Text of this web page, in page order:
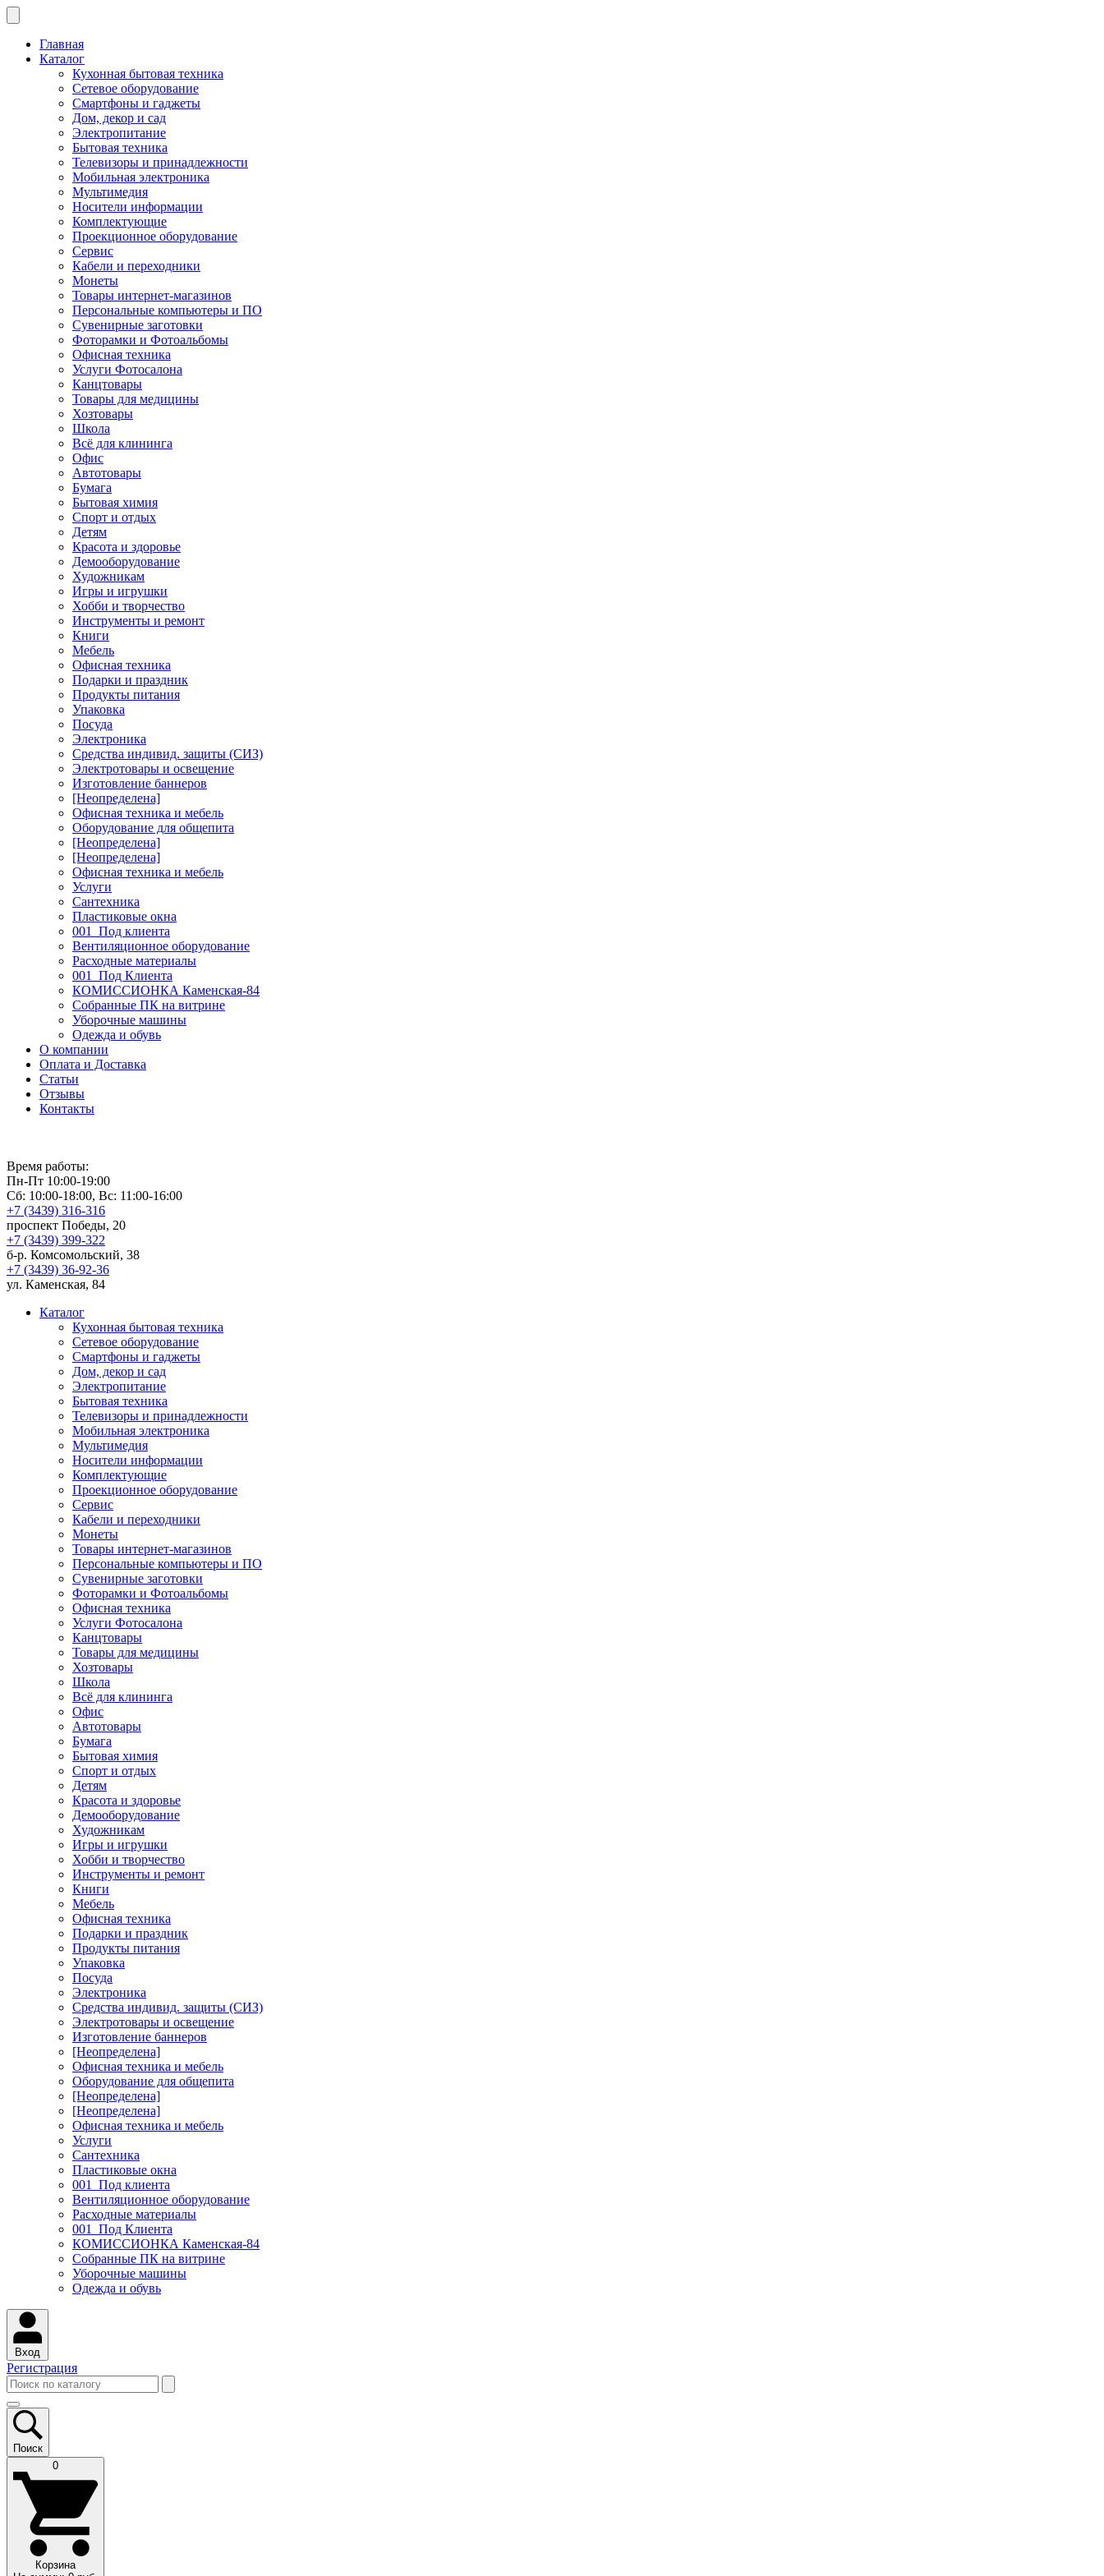
Главная
Каталог
Кухонная бытовая техника
Сетевое оборудование
Смартфоны и гаджеты
Дом, декор и сад
Электропитание
Бытовая техника
Телевизоры и принадлежности
Мобильная электроника
Мультимедия
Носители информации
Комплектующие
Проекционное оборудование
Сервис
Кабели и переходники
Монеты
Товары интернет-магазинов
Персональные компьютеры и ПО
Сувенирные заготовки
Фоторамки и Фотоальбомы
Офисная техника
Услуги Фотосалона
Канцтовары
Товары для медицины
Хозтовары
Школа
Всё для клининга
Офис
Автотовары
Бумага
Бытовая химия
Спорт и отдых
Детям
Красота и здоровье
Демооборудование
Художникам
Игры и игрушки
Хобби и творчество
Инструменты и ремонт
Книги
Мебель
Офисная техника
Подарки и праздник
Продукты питания
Упаковка
Посуда
Электроника
Средства индивид. защиты (СИЗ)
Электротовары и освещение
Изготовление баннеров
[Неопределена]
Офисная техника и мебель
Оборудование для общепита
[Неопределена]
[Неопределена]
Офисная техника и мебель
Услуги
Сантехника
Пластиковые окна
001_Под клиента
Вентиляционное оборудование
Расходные материалы
001_Под Клиента
КОМИССИОНКА Каменская-84
Собранные ПК на витрине
Уборочные машины
Одежда и обувь
О компании
Оплата и Доставка
Статьи
Отзывы
Контакты
Время работы:
Пн-Пт 10:00-19:00
Сб: 10:00-18:00, Вс: 11:00-16:00
+7 (3439) 316-316
проспект Победы, 20
+7 (3439) 399-322
б-р. Комсомольский, 38
+7 (3439) 36-92-36
ул. Каменская, 84
Каталог
Кухонная бытовая техника
Сетевое оборудование
Смартфоны и гаджеты
Дом, декор и сад
Электропитание
Бытовая техника
Телевизоры и принадлежности
Мобильная электроника
Мультимедия
Носители информации
Комплектующие
Проекционное оборудование
Сервис
Кабели и переходники
Монеты
Товары интернет-магазинов
Персональные компьютеры и ПО
Сувенирные заготовки
Фоторамки и Фотоальбомы
Офисная техника
Услуги Фотосалона
Канцтовары
Товары для медицины
Хозтовары
Школа
Всё для клининга
Офис
Автотовары
Бумага
Бытовая химия
Спорт и отдых
Детям
Красота и здоровье
Демооборудование
Художникам
Игры и игрушки
Хобби и творчество
Инструменты и ремонт
Книги
Мебель
Офисная техника
Подарки и праздник
Продукты питания
Упаковка
Посуда
Электроника
Средства индивид. защиты (СИЗ)
Электротовары и освещение
Изготовление баннеров
[Неопределена]
Офисная техника и мебель
Оборудование для общепита
[Неопределена]
[Неопределена]
Офисная техника и мебель
Услуги
Сантехника
Пластиковые окна
001_Под клиента
Вентиляционное оборудование
Расходные материалы
001_Под Клиента
КОМИССИОНКА Каменская-84
Собранные ПК на витрине
Уборочные машины
Одежда и обувь
Вход
Регистрация
Поиск
0
Корзина